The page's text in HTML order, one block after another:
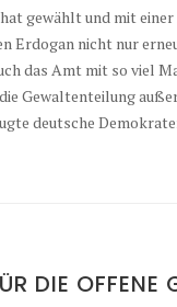
gewählt und mit
Erdogan nicht nur
das Amt mit so viel
Gewaltenteilung
deutsche
DIE OFFENE